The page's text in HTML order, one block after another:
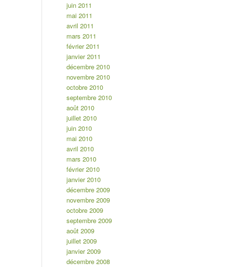
juin 2011
mai 2011
avril 2011
mars 2011
février 2011
janvier 2011
décembre 2010
novembre 2010
octobre 2010
septembre 2010
août 2010
juillet 2010
juin 2010
mai 2010
avril 2010
mars 2010
février 2010
janvier 2010
décembre 2009
novembre 2009
octobre 2009
septembre 2009
août 2009
juillet 2009
janvier 2009
décembre 2008